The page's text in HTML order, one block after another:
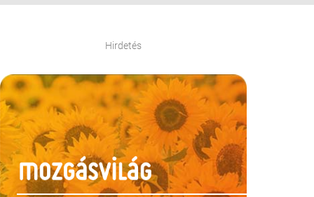
Hirdetés